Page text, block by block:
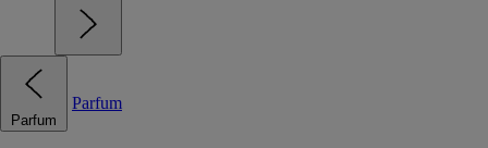
Parfum
Parfum